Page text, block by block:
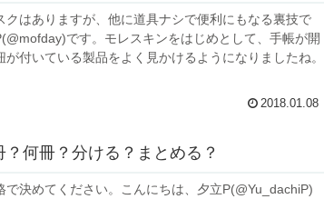
クはありますが、他に道具ナシで便利にもなる裏技で
です。モレスキンをはじめとして、手帳が開
付いている製品をよく見かけるようになりましたね。
2018.01.08
何冊？分ける？まとめる？
で決めてください。こんにちは、夕立P(@Yu_dachiP)